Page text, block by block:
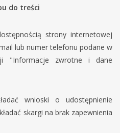
do treści
strony internetowej
lub numer telefonu podane w
"Informacje zwrotne i dane
wnioski o udostępnienie
skargi na brak zapewnienia